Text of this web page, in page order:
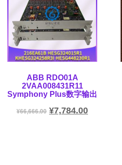
ABB RDO01A
2VAA008431R11
Symphony Plus数字输出
¥66,666.00 ¥7,784.00